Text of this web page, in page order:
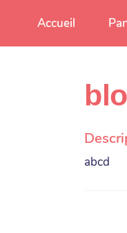
Aller au contenu
Accueil
abcd